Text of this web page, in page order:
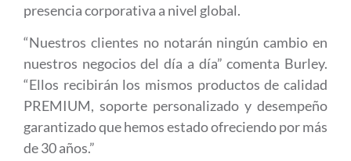
presencia corporativa a nivel global.
“Nuestros clientes no notarán ningún cambio en
nuestros negocios del día a día” comenta Burley.
“Ellos recibirán los mismos productos de calidad
PREMIUM, soporte personalizado y desempeño
garantizado que hemos estado ofreciendo por más
de 30 años.”